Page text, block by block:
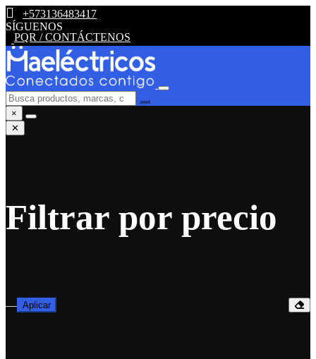
+573136483417
SÍGUENOS
PQR / CONTÁCTENOS
×
✕
Filtrar por precio
— Aplicar